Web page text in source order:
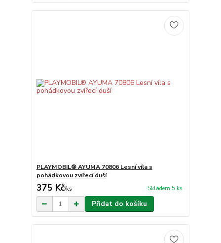
PLAYMOBIL® AYUMA 70806 Lesní víla s
pohádkovou zvířecí duší
375 Kč/ks Skladem 5 ks
Přidat do košíku